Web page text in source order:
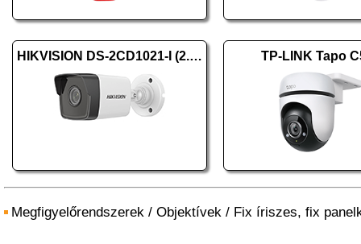
HIKVISION DS-2CD1021-I (2.8mm) (F) TP-LINK Tapo
Megfigyelőrendszerek / Objektívek / Fix íriszes, fix